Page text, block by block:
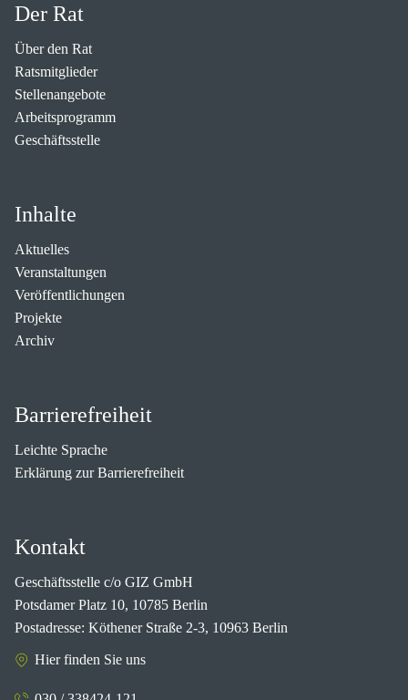
Der Rat
Über den Rat
Ratsmitglieder
Stellenangebote
Arbeitsprogramm
Geschäftsstelle
Inhalte
Aktuelles
Veranstaltungen
Veröffentlichungen
Projekte
Archiv
Barrierefreiheit
Leichte Sprache
Erklärung zur Barrierefreiheit
Kontakt
Geschäftsstelle c/o GIZ GmbH
Potsdamer Platz 10, 10785 Berlin
Postadresse: Köthener Straße 2-3, 10963 Berlin
Hier finden Sie uns